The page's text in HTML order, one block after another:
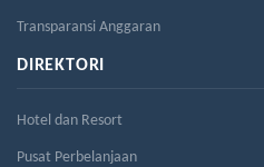
Transparansi Anggaran
DIREKTORI
Hotel dan Resort
Pusat Perbelanjaan